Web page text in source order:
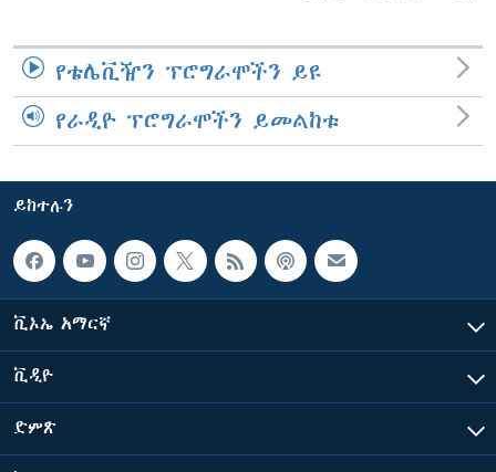
የቴሌቪዥን ፕሮግራሞችን ይዩ
የራዲዮ ፕሮግራሞችን ይመልከቱ
ይከተሉን
ቪኦኤ አማርኛ
ቪዲዮ
ድምጽ